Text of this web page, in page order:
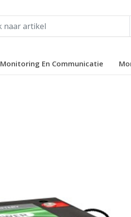
Monitoring En Communicatie